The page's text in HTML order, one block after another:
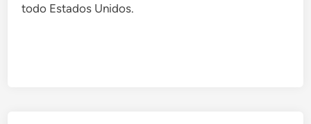
todo Estados Unidos.